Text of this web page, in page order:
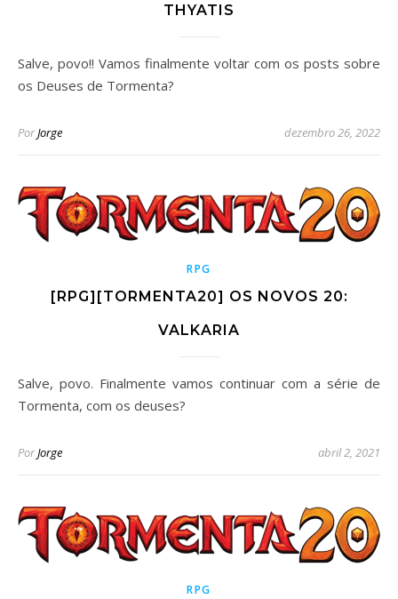
THYATIS
Salve, povo!! Vamos finalmente voltar com os posts sobre
os Deuses de Tormenta?
Por Jorge dezembro 26, 2022
RPG
[RPG][TORMENTA20] OS NOVOS 20:
VALKARIA
Salve, povo. Finalmente vamos continuar com a série de
Tormenta, com os deuses?
PorJorge abril 2, 2021
RPG